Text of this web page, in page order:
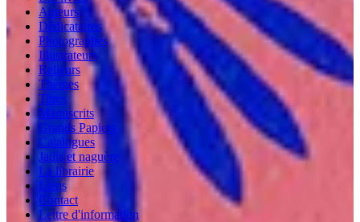
Auteurs
Dédicataires
Photographes
Illustrateurs
Relieurs
Thèmes
Titres
Manuscrits
Grands Papiers
Catalogues
Jadis et naguère
La librairie
Liens
Contact
Lettre d'information